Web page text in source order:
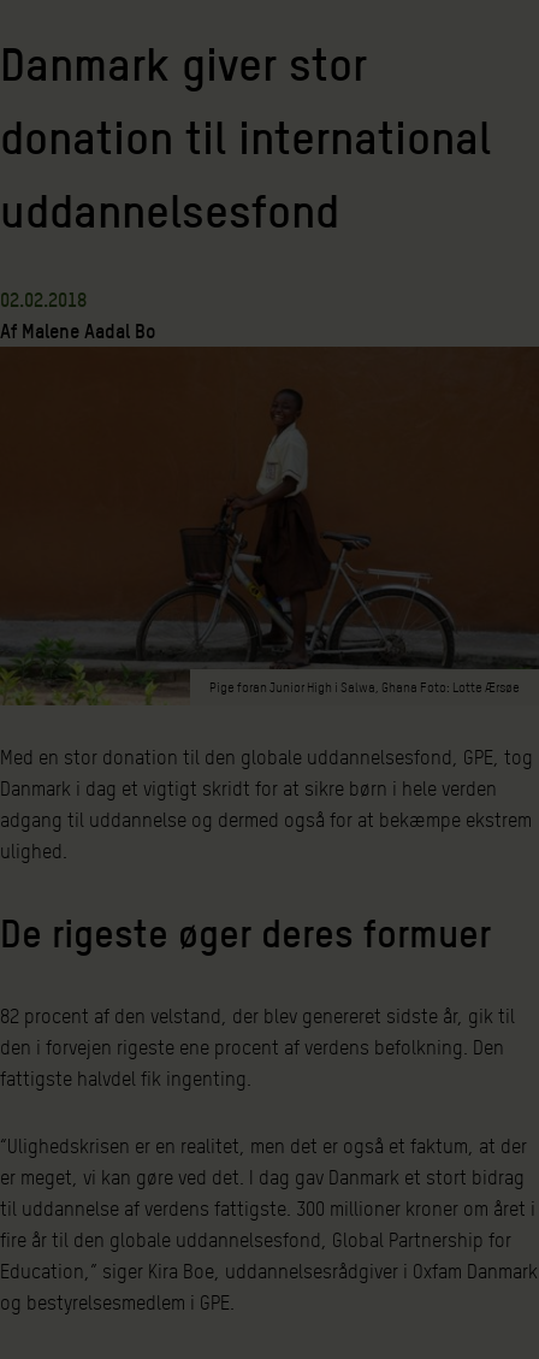
Danmark giver stor
donation til international
uddannelsesfond
02.02.2018
Af Malene Aadal Bo
Pige foran Junior High i Salwa, Ghana Foto: Lotte Ærsøe
Med en stor donation til den globale uddannelsesfond, GPE, tog
Danmark i dag et vigtigt skridt for at sikre børn i hele verden
adgang til uddannelse og dermed også for at bekæmpe ekstrem
ulighed.
De rigeste øger deres formuer
82 procent af den velstand, der blev genereret sidste år, gik til
den i forvejen rigeste ene procent af verdens befolkning. Den
fattigste halvdel fik ingenting.
“Ulighedskrisen er en realitet, men det er også et faktum, at der
er meget, vi kan gøre ved det. I dag gav Danmark et stort bidrag
til uddannelse af verdens fattigste. 300 millioner kroner om året i
fire år til den globale uddannelsesfond, Global Partnership for
Education,” siger Kira Boe, uddannelsesrådgiver i Oxfam Danmark
og bestyrelsesmedlem i GPE.